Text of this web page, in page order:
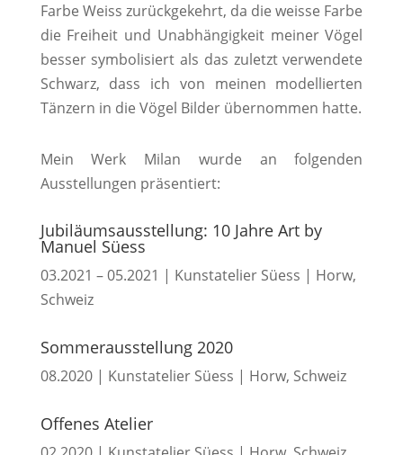
Farbe Weiss zurückgekehrt, da die weisse Farbe
die Freiheit und Unabhängigkeit meiner Vögel
besser symbolisiert als das zuletzt verwendete
Schwarz, dass ich von meinen modellierten
Tänzern in die Vögel Bilder übernommen hatte.
Mein Werk Milan wurde an folgenden
Ausstellungen präsentiert:
Jubiläumsausstellung: 10 Jahre Art by
Manuel Süess
03.2021 – 05.2021 | Kunstatelier Süess | Horw,
Schweiz
Sommerausstellung 2020
08.2020 | Kunstatelier Süess | Horw, Schweiz
Offenes Atelier